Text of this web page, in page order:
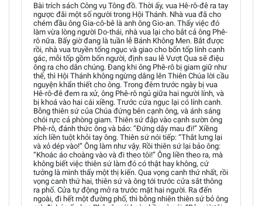
Bài trích sách Công vụ Tông đồ. Thời ấy, vua Hê-rô-đê ra tay
ngược đãi một số người trong Hội Thánh. Nhà vua đã cho
chém đầu ông Gia-cô-bê là anh ông Gio-an. Thấy việc đó
làm vừa lòng người Do-thái, nhà vua lại cho bắt cả ông Phê-
rô nữa. Bấy giờ đang là tuần lễ Bánh Không Men. Bắt được
rồi, nhà vua truyền tống ngục và giao cho bốn tốp lính canh
gác, mỗi tốp gồm bốn người, định sau lễ Vượt Qua sẽ điệu
ông ra cho dân chúng. Đang khi ông Phê-rô bị giam giữ như
thế, thì Hội Thánh không ngừng dâng lên Thiên Chúa lời cầu
nguyện khẩn thiết cho ông. Trong đêm trước ngày bị vua
Hê-rô-đê đem ra xử, ông Phê-rô ngủ giữa hai người lính, và
bị khoá vào hai cái xiềng. Trước cửa ngục lại có lính canh.
Bỗng thiên sứ của Chúa đứng bên cạnh ông, và ánh sáng
chói rực cả phòng giam. Thiên sứ đập vào cạnh sườn ông
Phê-rô, đánh thức ông và bảo: “Đứng dậy mau đi!” Xiềng
xích liền tuột khỏi tay ông. Thiên sứ nói tiếp: “Thắt lưng lại
và xỏ dép vào!” Ông làm như vậy. Rồi thiên sứ lại bảo ông:
“Khoác áo choàng vào và đi theo tôi!” Ông liền theo ra, mà
không biết việc thiên sứ làm đó có thật hay không, cứ
tưởng là mình thấy một thị kiến. Qua vọng canh thứ nhất, rồi
vọng canh thứ hai, thiên sứ và ông tới trước cửa sắt thông
ra phố. Cửa tự động mở ra trước mặt hai người. Ra đến
ngoài, đi hết một đường phố, thì bỗng nhiên thiên sứ bỏ ông